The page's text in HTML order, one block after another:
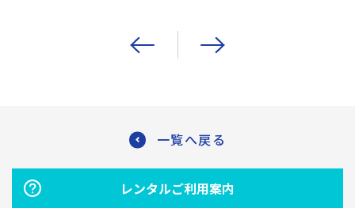
一覧へ戻る
レンタルご利用案内